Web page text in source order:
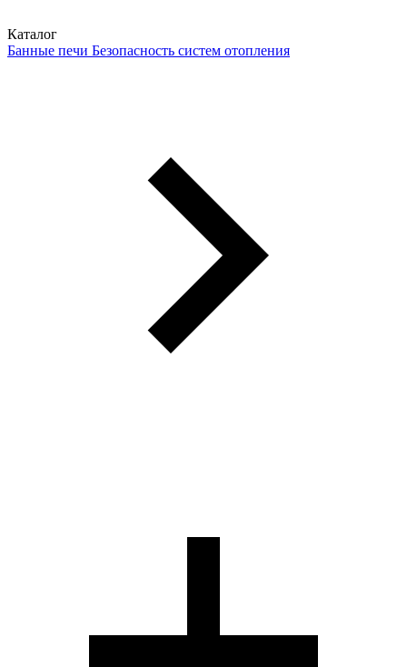
Каталог
Банные печи Безопасность систем отопления